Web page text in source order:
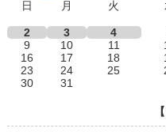
日
月 火
2
3 4
9
10 11
16
17 18
23
24 25
30
31